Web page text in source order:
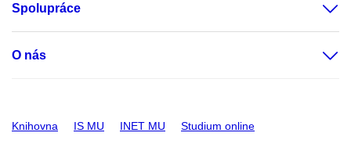
Spolupráce
O nás
Knihovna IS MU INET MU Studium online